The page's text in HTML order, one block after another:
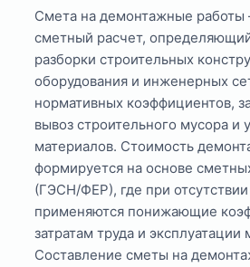
Смета на демонтажные работы
сметный расчет,
разборки строительных
оборудования и инженерных
нормативных коэффициентов,
вывоз строительного мусора и
материалов. Стоимость
формируется на основе
(ГЭСН/ФЕР), где при
применяются понижающие
затратам труда и эксплуатации
Составление сметы на